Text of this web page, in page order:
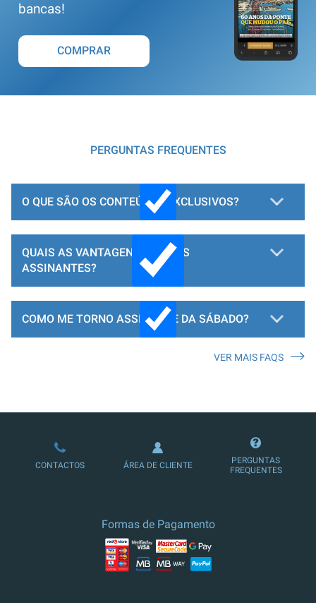
bancas!
COMPRAR
PERGUNTAS FREQUENTES
O QUE SÃO OS CONTEÚDOS EXCLUSIVOS?
QUAIS AS VANTAGENS PARA OS
ASSINANTES?
COMO ME TORNO ASSINANTE DA SÁBADO?
LOJA DE ASSINATURAS
VER MAIS FAQS
CONTACTOS ÁREA DE CLIENTE
PERGUNTAS
FREQUENTES
Formas de Pagamento